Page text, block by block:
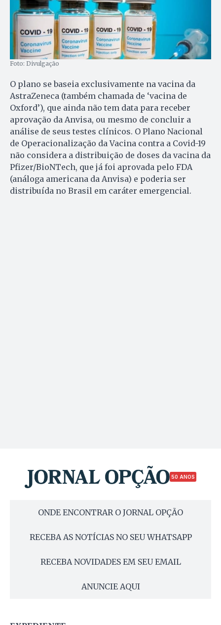
Foto: Divulgação
O plano se baseia exclusivamente na vacina da
AstraZeneca (também chamada de ‘vacina de
Oxford’), que ainda não tem data para receber
aprovação da Anvisa, ou mesmo de concluir a
análise de seus testes clínicos. O Plano Nacional
de Operacionalização da Vacina contra a Covid-19
não considera a distribuição de doses da vacina da
Pfizer/BioNTech, que já foi aprovada pelo FDA
(análoga americana da Anvisa) e poderia ser
distribuída no Brasil em caráter emergencial.
50 ANOS
ONDE ENCONTRAR O JORNAL OPÇÃO
RECEBA AS NOTÍCIAS NO SEU WHATSAPP
RECEBA NOVIDADES EM SEU EMAIL
ANUNCIE AQUI